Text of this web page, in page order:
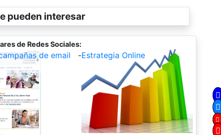
pueden interesar
de Redes Sociales:
de email -Estrategia Online